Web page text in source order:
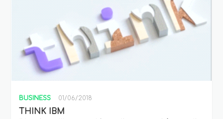
BUSINESS 01/06/2018
THINK IBM